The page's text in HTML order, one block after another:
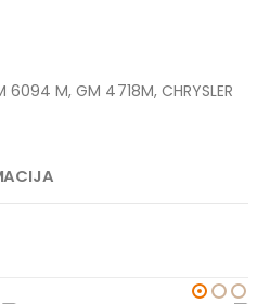
6094 M, GM 4718M, CHRYSLER